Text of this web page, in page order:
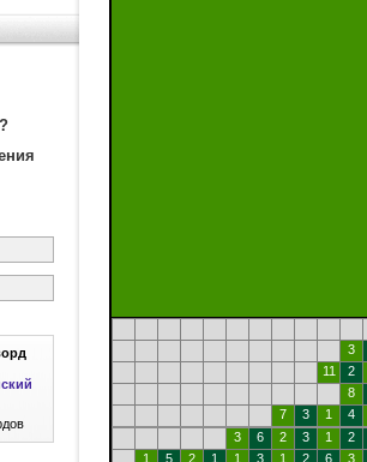
3
11
2
8
7
3 1
4
3
6 2 3 1
2
1
5 2 1 1 3 1 2 6
3